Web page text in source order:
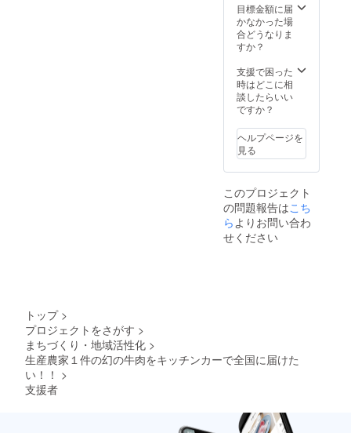
目標金額に届
かなかった場
合どうなりま
すか？
支援で困った
時はどこに相
談したらいい
ですか？
ヘルプページを
見る
このプロジェクト
の問題報告はこち
ら よりお問い合わ
せください
トップ >
プロジェクトをさがす >
まちづくり・地域活性化 >
生産農家１件の幻の牛肉をキッチンカーで全国に届けた
い！！ >
支援者